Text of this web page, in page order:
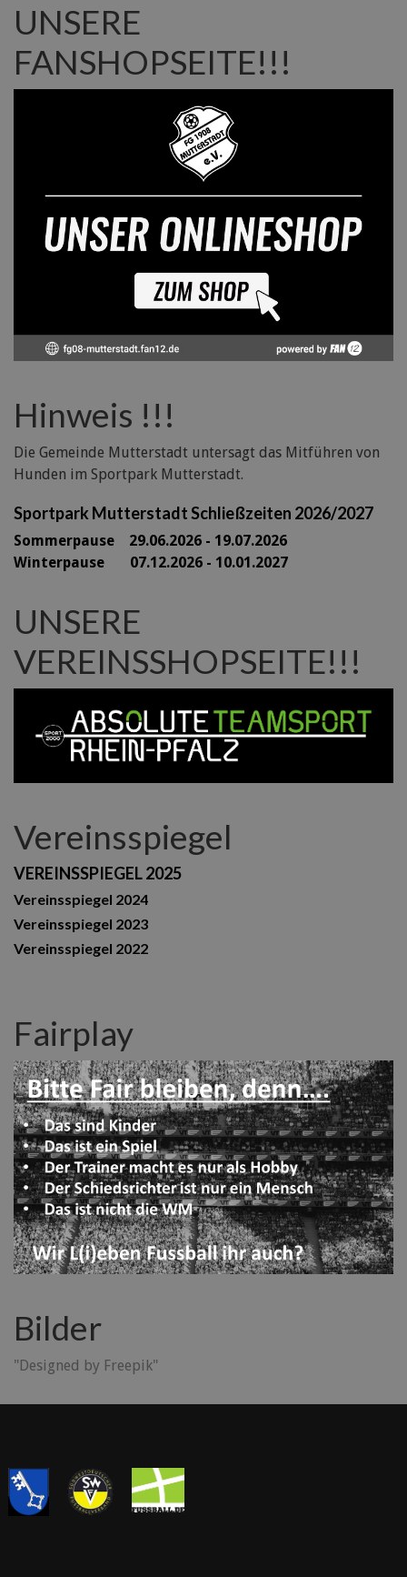
UNSERE
FANSHOPSEITE!!!
Hinweis !!!
Die Gemeinde Mutterstadt untersagt das Mitführen von
Hunden im Sportpark Mutterstadt.
Sportpark Mutterstadt Schließzeiten 2026/2027
Sommerpause 29.06.2026 - 19.07.2026
Winterpause 07.12.2026 - 10.01.2027
UNSERE
VEREINSSHOPSEITE!!!
Vereinsspiegel
VEREINSSPIEGEL 2025
Vereinsspiegel 2024
Vereinsspiegel 2023
Vereinsspiegel 2022
Fairplay
Bilder
"Designed by Freepik"